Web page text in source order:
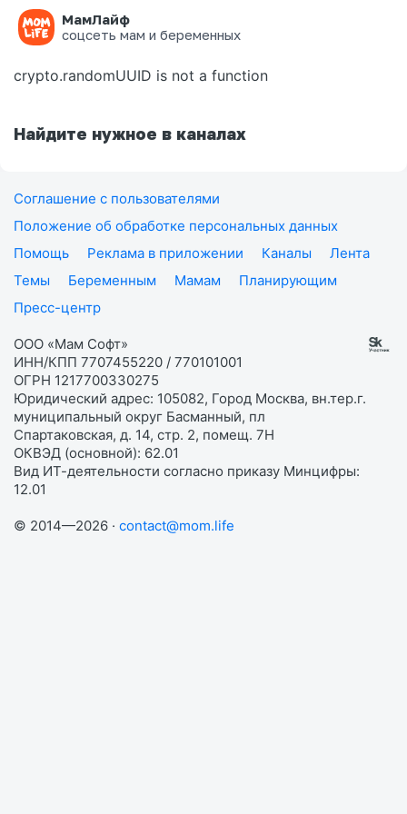
МамЛайф
соцсеть мам и беременных
Ошибка на странице
crypto.randomUUID is not a function
Найдите нужное в каналах
Соглашение с пользователями
Положение об обработке персональных данных
Помощь
Реклама в приложении Каналы
Лента
Темы
Беременным Мамам
Планирующим
Пресс-центр
ООО «Мам Софт»
ИНН/КПП 7707455220 / 770101001
ОГРН 1217700330275
Юридический адрес: 105082, Город Москва, вн.тер.г.
муниципальный округ Басманный, пл
Спартаковская, д. 14, стр. 2, помещ. 7Н
ОКВЭД (основной): 62.01
Вид ИТ-деятельности согласно приказу Минцифры:
12.01
© 2014—2026 · contact@mom.life